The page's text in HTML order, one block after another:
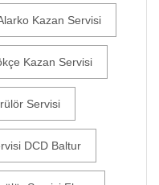
Kazan Servisi
Kazan Servisi
Servisi
DCD Baltur